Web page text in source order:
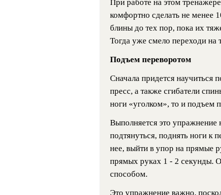
При работе на этом
комфортно сделать не менее
блины до тех пор, пока их
Тогда уже смело переходи на
Подъем переворотом
Сначала придется научиться
пресс, а также сгибатели
ноги «уголком», то и подъем
Выполняется это упражнение
подтянуться, поднять ноги к
нее, выйти в упор на прямые
прямых руках 1 - 2 секунды.
способом.
Это упражнение важно,